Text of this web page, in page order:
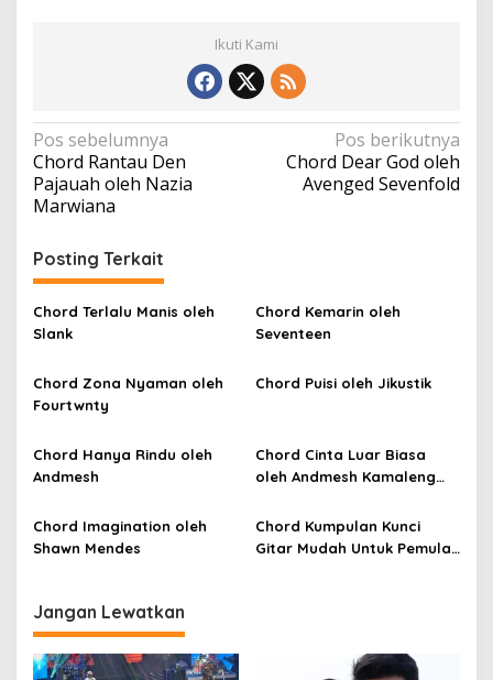
Ikuti Kami
N
a
v
g
a
s
p
o
s
Pos sebelumnya
Chord Rantau Den
Pajauah oleh Nazia
Marwiana
Pos berikutnya
Chord Dear God oleh
Avenged Sevenfold
Posting Terkait
Chord Terlalu Manis oleh
Slank
Chord Kemarin oleh
Seventeen
Chord Zona Nyaman oleh
Fourtwnty
Chord Puisi oleh Jikustik
Chord Hanya Rindu oleh
Andmesh
Chord Cinta Luar Biasa
oleh Andmesh Kamaleng
SKA)
Chord Imagination oleh
Shawn Mendes
Chord Kumpulan Kunci
Gitar Mudah Untuk Pemula
Jangan Lewatkan